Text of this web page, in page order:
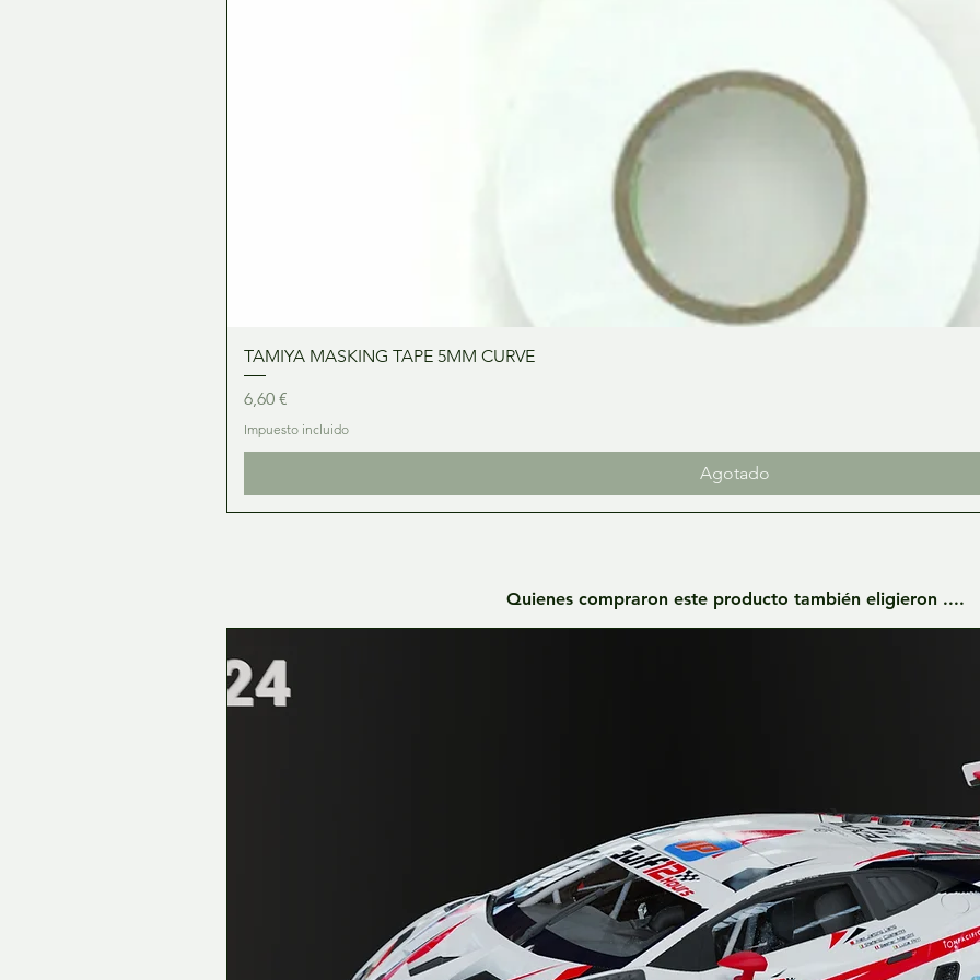
TAMIYA MASKING TAPE 5MM CURVE
Precio
6,60 €
Impuesto incluido
Agotado
Quienes compraron este producto también eligieron ....